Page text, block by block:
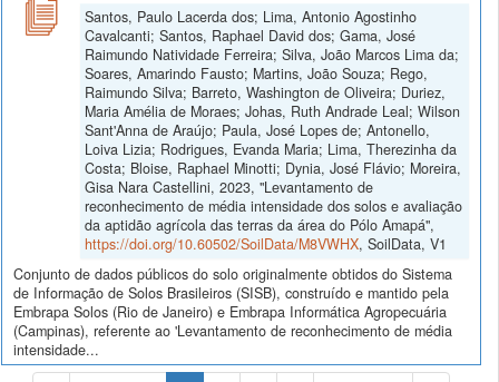
Santos, Paulo Lacerda dos; Lima, Antonio Agostinho
Cavalcanti; Santos, Raphael David dos; Gama, José
Raimundo Natividade Ferreira; Silva, João Marcos Lima da;
Soares, Amarindo Fausto; Martins, João Souza; Rego,
Raimundo Silva; Barreto, Washington de Oliveira; Duriez,
Maria Amélia de Moraes; Johas, Ruth Andrade Leal; Wilson
Sant'Anna de Araújo; Paula, José Lopes de; Antonello,
Loiva Lizia; Rodrigues, Evanda Maria; Lima, Therezinha da
Costa; Bloise, Raphael Minotti; Dynia, José Flávio; Moreira,
Gisa Nara Castellini, 2023, "Levantamento de
reconhecimento de média intensidade dos solos e avaliação
da aptidão agrícola das terras da área do Pólo Amapá",
https://doi.org/10.60502/SoilData/M8VWHX, SoilData, V1
Conjunto de dados públicos do solo originalmente obtidos do Sistema
de Informação de Solos Brasileiros (SISB), construído e mantido pela
Embrapa Solos (Rio de Janeiro) e Embrapa Informática Agropecuária
(Campinas), referente ao 'Levantamento de reconhecimento de média
intensidade...